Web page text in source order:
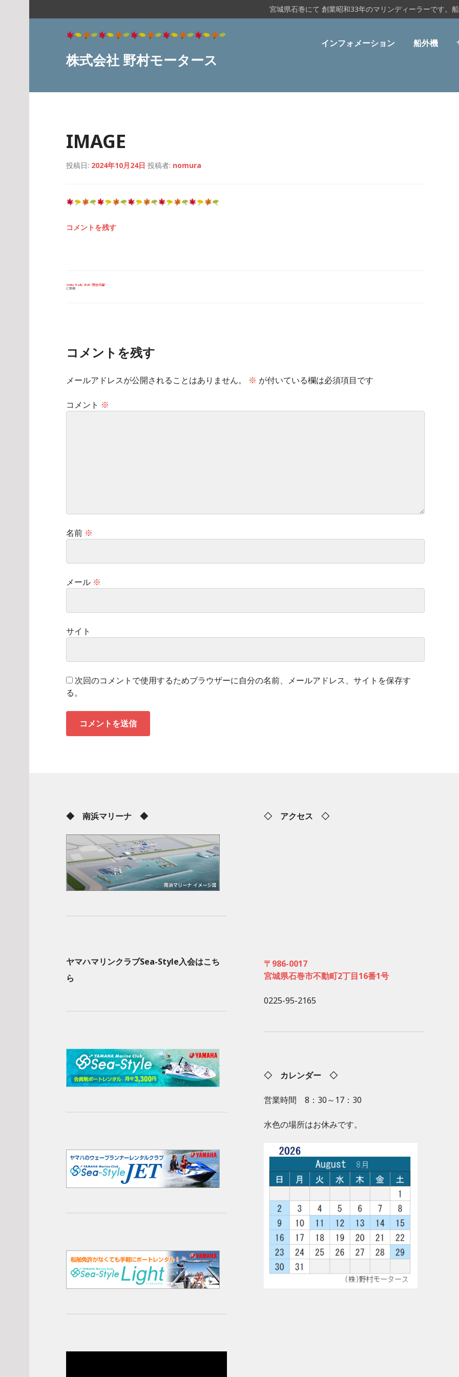
ン
キ
宮城県石巻にて 創業昭和33年のマリンディーラーです。
株式会社 野村モータース
インフォメーション 船外機
IMAGE
投稿日: 2024年10月24日 投稿者: nomura
コメントを残す
投
Smile Rally 2024 “開会式編”
に投稿
コメントを残す
メールアドレスが公開されることはありません。 ※ が付いている欄は必須項目です
コメント ※
名前 ※
メール ※
サイト
次回のコメントで使用するためブラウザーに自分の名前、メールアドレス、サイトを保存す
る。
◆ 南浜マリーナ ◆
ヤマハマリンクラブSea-Style入会はこち
ら
◇ アクセス ◇
〒986-0017
宮城県石巻市不動町2丁目16番1号
0225-95-2165
◇ カレンダー ◇
営業時間 8：30～17：30
水色の場所はお休みです。